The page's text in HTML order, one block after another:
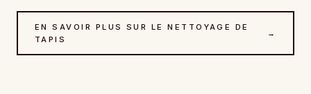
EN SAVOIR PLUS SUR LE NETTOYAGE DE
TAPIS
→